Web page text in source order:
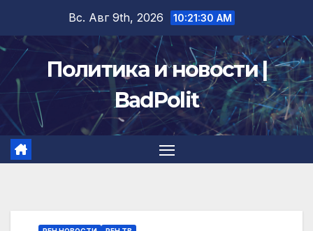
содержимому
Вс. Авг 9th, 2026 10:21:31 AM
Политика и новости |
BadPolit